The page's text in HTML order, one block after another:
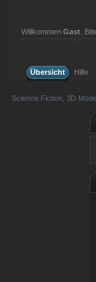
WillkommenGast .
Übersicht
Hilfe
Science Fiction, 3D